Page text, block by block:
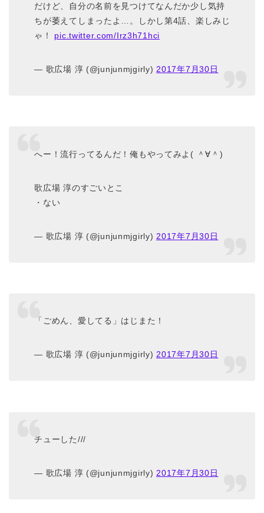
だけど、自分の名前を見つけてなんだか少し気持
ちが萎えてしまったよ…。しかし第4話、楽しみじ
ゃ！ pic.twitter.com/Irz3h71hci
— 歌広場 淳 (@junjunmjgirly) 2017年7月30日
へー！流行ってるんだ！俺もやってみよ( ＾∀＾)
歌広場 淳のすごいとこ
・ない
— 歌広場 淳 (@junjunmjgirly) 2017年7月30日
「ごめん、愛してる」はじまた！
— 歌広場 淳 (@junjunmjgirly)2017年7月30日
チューした///
— 歌広場 淳 (@junjunmjgirly) 2017年7月30日